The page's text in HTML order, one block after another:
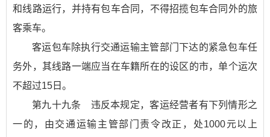
和线路运行，并持有包车合同，不得招揽包车合同外的旅
客乘车。
客运包车除执行交通运输主管部门下达的紧急包车任
务外，其线路一端应当在车籍所在的设区的市，单个运次
不超过15日。
第九十九条 违反本规定，客运经营者有下列情形之
一的，由交通运输主管部门责令改正，处1000元以上